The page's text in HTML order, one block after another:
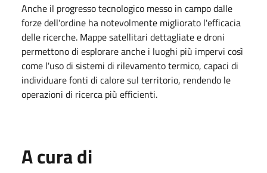
Anche il progresso tecnologico messo in campo dalle
forze dell'ordine ha notevolmente migliorato l'efficacia
delle ricerche. Mappe satellitari dettagliate e droni
permettono di esplorare anche i luoghi più impervi così
come l'uso di sistemi di rilevamento termico, capaci di
individuare fonti di calore sul territorio, rendendo le
operazioni di ricerca più efficienti.
A cura di